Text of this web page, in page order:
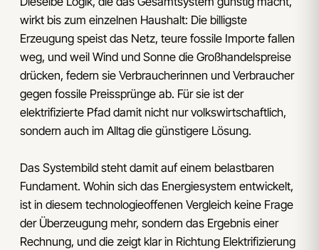
wirkt bis zum einzelnen Haushalt: Die billigste
Erzeugung speist das Netz, teure fossile Importe fallen
weg, und weil Wind und Sonne die Großhandelspreise
drücken, federn sie Verbraucherinnen und Verbraucher
gegen fossile Preissprünge ab. Für sie ist der
elektrifizierte Pfad damit nicht nur volkswirtschaftlich,
sondern auch im Alltag die günstigere Lösung.
Das Systembild steht damit auf einem belastbaren
Fundament. Wohin sich das Energiesystem entwickelt,
ist in diesem technologieoffenen Vergleich keine Frage
der Überzeugung mehr, sondern das Ergebnis einer
Rechnung, und die zeigt klar in Richtung Elektrifizierung